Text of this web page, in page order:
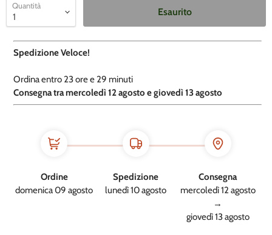
Quantità
Esaurito
Spedizione Veloce!
Ordina entro 23 ore e 29 minuti
​Consegna tra mercoledì 12 agosto e giovedì 13 agosto
Ordine
domenica 09 agosto
Spedizione
lunedì 10 agosto
Consegna
mercoledì 12 agosto
→
giovedì 13 agosto